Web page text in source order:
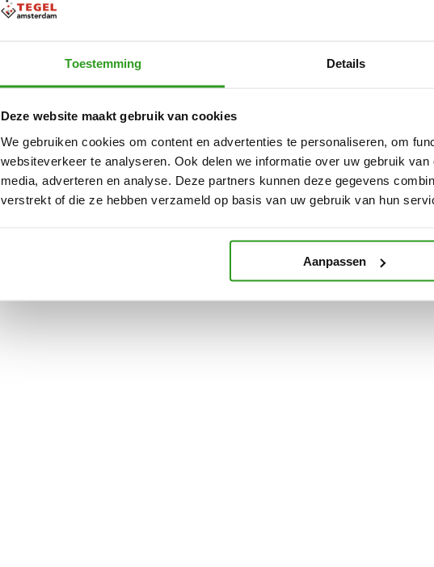
Toestemming Details
Deze website maakt gebruik van cookies
We gebruiken cookies om content en advertenties te personaliseren, om
websiteverkeer te analyseren. Ook delen we informatie over uw gebruik
media, adverteren en analyse. Deze partners kunnen deze gegevens
verstrekt of die ze hebben verzameld op basis van uw gebruik van hun
Aanpassen